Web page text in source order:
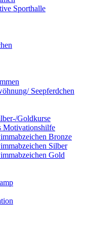
Sporthalle
Seepferdchen
Goldkurse
Motivationshilfe
Bronze
Silber
Gold